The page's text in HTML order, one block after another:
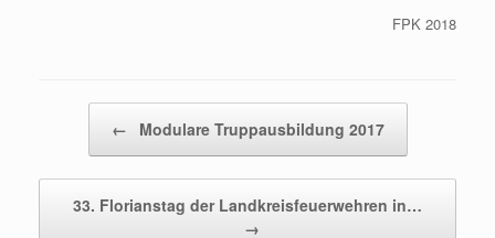
FPK 2018
← Modulare Truppausbildung 2017
33. Florianstag der Landkreisfeuerwehren in…
→